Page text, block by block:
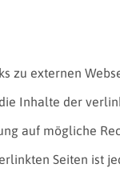
zu externen
Inhalte der
auf mögliche
Seiten ist